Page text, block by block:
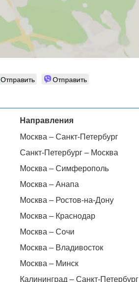
Отправить Отправить
Направления
Москва – Санкт-Петербург
Санкт-Петербург – Москва
Москва – Симферополь
Москва – Анапа
Москва – Ростов-на-Дону
Москва – Краснодар
Москва – Сочи
Москва – Владивосток
Москва – Минск
Калининград – Санкт-Петербург